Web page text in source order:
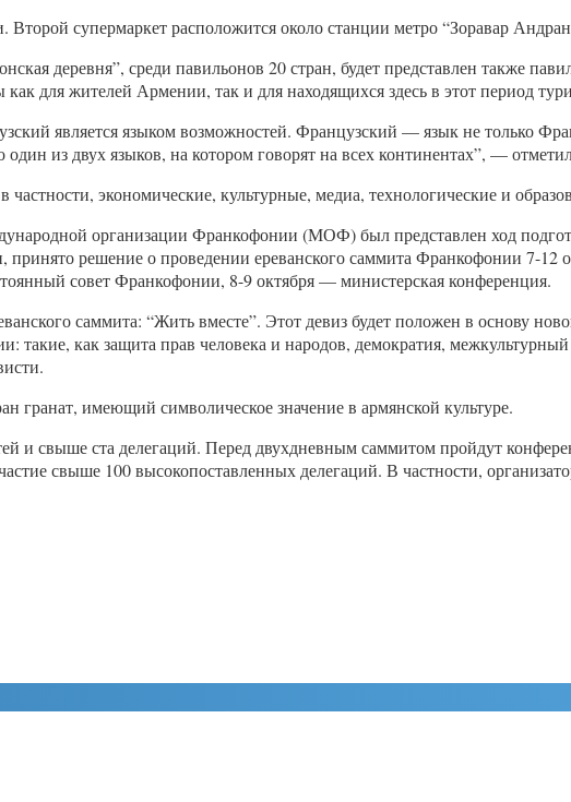
супермаркет расположится около станции метро “Зоравар
деревня”, среди павильонов 20 стран, будет представлен также
для жителей Армении, так и для находящихся здесь в этот период
является языком возможностей. Французский — язык не только
из двух языков, на котором говорят на всех континентах”, —
экономические, культурные, медиа, технологические и
организации Франкофонии (МОФ) был представлен ход
решение о проведении ереванского саммита Франкофонии 7-12
совет Франкофонии, 8-9 октября — министерская конференция.
саммита: “Жить вместе”. Этот девиз будет положен в основу
такие, как защита прав человека и народов, демократия,
гранат, имеющий символическое значение в армянской культуре.
и свыше ста делегаций. Перед двухдневным саммитом пройдут
свыше 100 высокопоставленных делегаций. В частности,